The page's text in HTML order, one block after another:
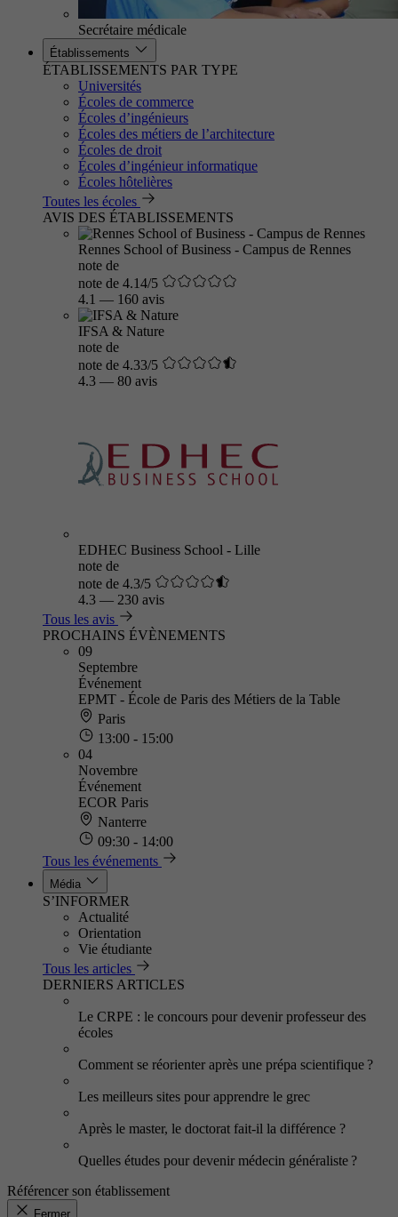
Secrétaire médicale
Établissements
ÉTABLISSEMENTS PAR TYPE
Universités
Écoles de commerce
Écoles d’ingénieurs
Écoles des métiers de l’architecture
Écoles de droit
Écoles d’ingénieur informatique
Écoles hôtelières
Toutes les écoles
AVIS DES ÉTABLISSEMENTS
Rennes School of Business - Campus de Rennes
note de
note de 4.14/5
4.1 — 160 avis
IFSA & Nature
note de
note de 4.33/5
4.3 — 80 avis
EDHEC Business School - Lille
note de
note de 4.3/5
4.3 — 230 avis
Tous les avis
PROCHAINS ÉVÈNEMENTS
09
Septembre
Événement
EPMT - École de Paris des Métiers de la Table
Paris
13:00 - 15:00
04
Novembre
Événement
ECOR Paris
Nanterre
09:30 - 14:00
Tous les événements
Média
S’INFORMER
Actualité
Orientation
Vie étudiante
Tous les articles
DERNIERS ARTICLES
Le CRPE : le concours pour devenir professeur des
écoles
Comment se réorienter après une prépa scientifique ?
Les meilleurs sites pour apprendre le grec
Après le master, le doctorat fait-il la différence ?
Quelles études pour devenir médecin généraliste ?
Référencer son établissement
Fermer